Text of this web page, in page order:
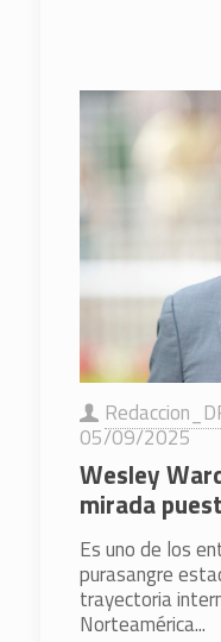
05/09/2025
Wesley
mirada
Es uno de los
purasangre
trayectoria
Norteamérica...